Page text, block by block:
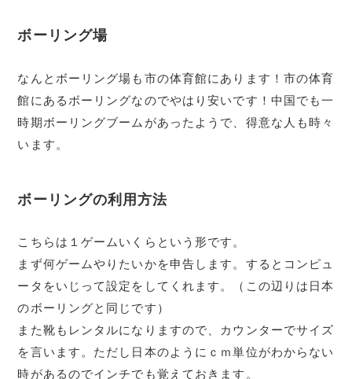
ボーリング場
なんとボーリング場も市の体育館にあります！市の体育
館にあるボーリングなのでやはり安いです！中国でも一
時期ボーリングブームがあったようで、得意な人も時々
います。
ボーリングの利用方法
こちらは１ゲームいくらという形です。
まず何ゲームやりたいかを申告します。するとコンピュ
ータをいじって設定をしてくれます。（この辺りは日本
のボーリングと同じです）
また靴もレンタルになりますので、カウンターでサイズ
を言います。ただし日本のようにｃｍ単位がわからない
時があるのでインチでも覚えておきます。